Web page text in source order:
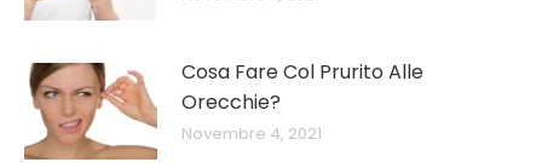
Cosa Fare Col Prurito Alle
Orecchie?
Novembre 4, 2021